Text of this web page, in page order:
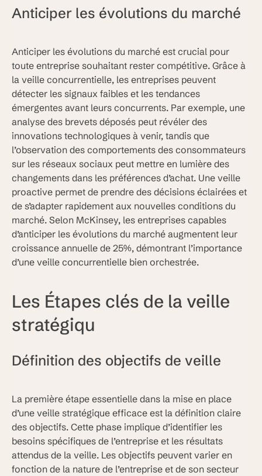
Anticiper les évolutions du marché
Anticiper les évolutions du marché est crucial pour
toute entreprise souhaitant rester compétitive. Grâce à
la veille concurrentielle, les entreprises peuvent
détecter les signaux faibles et les tendances
émergentes avant leurs concurrents. Par exemple, une
analyse des brevets déposés peut révéler des
innovations technologiques à venir, tandis que
l’observation des comportements des consommateurs
sur les réseaux sociaux peut mettre en lumière des
changements dans les préférences d’achat. Une veille
proactive permet de prendre des décisions éclairées et
de s’adapter rapidement aux nouvelles conditions du
marché. Selon McKinsey, les entreprises capables
d’anticiper les évolutions du marché augmentent leur
croissance annuelle de 25%, démontrant l’importance
d’une veille concurrentielle bien orchestrée.
Les Étapes clés de la veille
stratégiqu
Définition des objectifs de veille
La première étape essentielle dans la mise en place
d’une veille stratégique efficace est la définition claire
des objectifs. Cette phase implique d’identifier les
besoins spécifiques de l’entreprise et les résultats
attendus de la veille. Les objectifs peuvent varier en
fonction de la nature de l’entreprise et de son secteur